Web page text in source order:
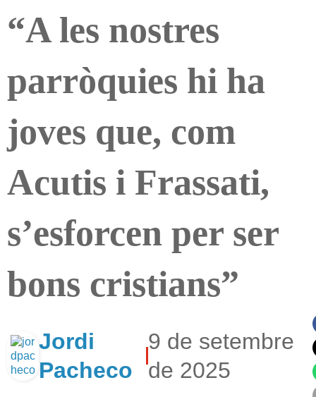
“A les nostres
parròquies hi ha
joves que, com
Acutis i Frassati,
s’esforcen per ser
bons cristians”
Jordi
Pacheco
9 de setembre
de 2025